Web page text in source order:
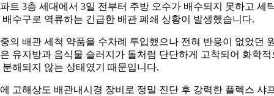
트 3층 세대에서 3일 전부터 주방 오수가 배수되지 못하고 세
배수구로 역류하는 긴급한 배관 폐쇄 상황이 발생했습니다.
의 배관 세척 약품을 수차례 투입했으나 전혀 반응이 없었던
유지방과 음식물 슬러지가 돌처럼 단단하게 고착되어 화학적
분해되지 않는 상태였기 때문입니다.
고해상도 배관내시경 장비로 정밀 진단 후 강력한 플렉스 샤